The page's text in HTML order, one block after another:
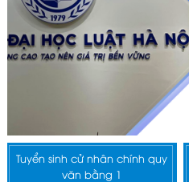
Tuyển sinh cử nhân chính quy
văn bằng 1